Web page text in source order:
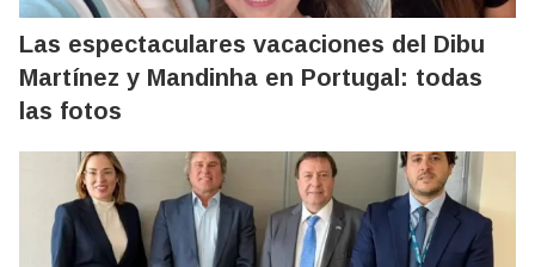
Las espectaculares vacaciones del Dibu
Martínez y Mandinha en Portugal: todas
las fotos